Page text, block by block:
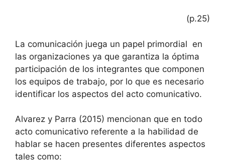
(p.25)
La comunicación juega un papel primordial en
las organizaciones ya que garantiza la óptima
participación de los integrantes que componen
los equipos de trabajo, por lo que es necesario
identificar los aspectos del acto comunicativo.
Alvarez y Parra (2015) mencionan que en todo
acto comunicativo referente a la habilidad de
hablar se hacen presentes diferentes aspectos
tales como: